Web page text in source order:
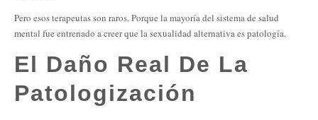
Pero esos terapeutas son raros. Porque la mayoría del sistema de salud
mental fue entrenado a creer que la sexualidad alternativa es patología.
El Daño Real De La
Patologización